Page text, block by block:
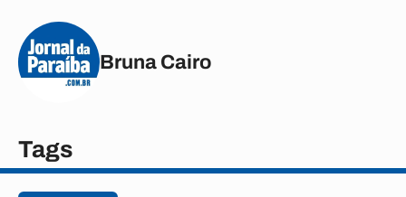
Bruna Cairo
Tags